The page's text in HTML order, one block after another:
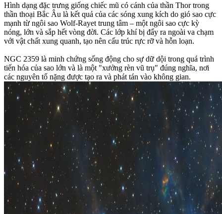
Hình dạng đặc trưng giống chiếc mũ có cánh của thần Thor trong
thần thoại Bắc Âu là kết quả của các sóng xung kích do gió sao cực
mạnh từ ngôi sao Wolf-Rayet trung tâm – một ngôi sao cực kỳ
nóng, lớn và sắp hết vòng đời. Các lớp khí bị đẩy ra ngoài va chạm
với vật chất xung quanh, tạo nên cấu trúc rực rỡ và hỗn loạn.
NGC 2359 là minh chứng sống động cho sự dữ dội trong quá trình
tiến hóa của sao lớn và là một "xưởng rèn vũ trụ" đúng nghĩa, nơi
các nguyên tố nặng được tạo ra và phát tán vào không gian.